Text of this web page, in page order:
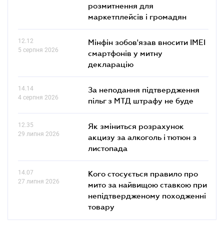
розмитнення для
маркетплейсів і громадян
12.12
5 серпня 2026
Мінфін зобов'язав вносити IMEI
смартфонів у митну
декларацію
14.14
4 серпня 2026
За неподання підтвердження
пільг з МТД штрафу не буде
12.35
29 липня 2026
Як зміниться розрахунок
акцизу за алкоголь і тютюн з
листопада
14.07
27 липня 2026
Кого стосується правило про
мито за найвищою ставкою при
непідтвердженому походженні
товару